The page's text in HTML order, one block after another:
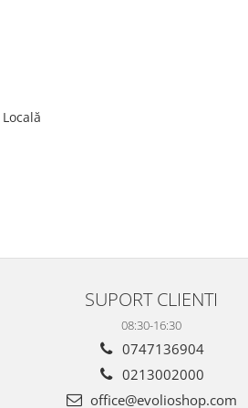
SUPORT CLIENTI
08:30-16:30
0747136904
0213002000
office@evolioshop.com